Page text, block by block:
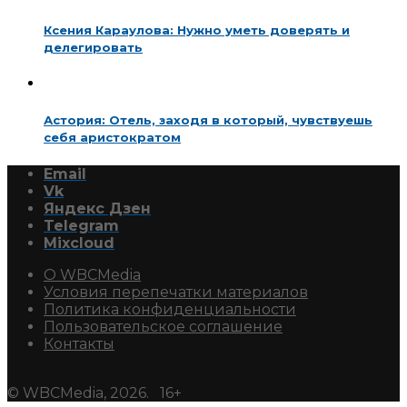
Ксения Караулова: Нужно уметь доверять и
делегировать
Астория: Отель, заходя в который, чувствуешь
себя аристократом
Email
Vk
Яндекс Дзен
Telegram
Mixcloud
О WBCMedia
Условия перепечатки материалов
Политика конфиденциальности
Пользовательское соглашение
Контакты
© WBCMedia, 2026. 16+